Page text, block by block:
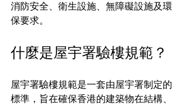
消防安全、衛生設施、無障礙設施及環
保要求。
什麼是屋宇署驗樓規範？
屋宇署驗樓規範是一套由屋宇署制定的
標準，旨在確保香港的建築物在結構、